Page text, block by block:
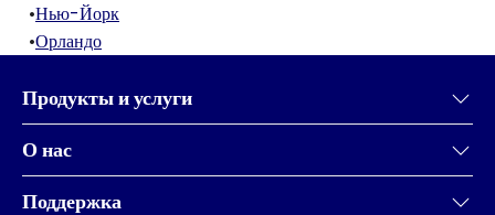
•Нью-Йорк
•Орландо
Продукты и услуги
О нас
Поддержка